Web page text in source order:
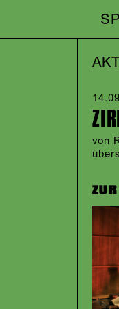
von